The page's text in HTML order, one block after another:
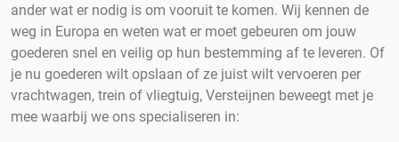
ander wat er nodig is om vooruit te komen. Wij kennen de
weg in Europa en weten wat er moet gebeuren om jouw
goederen snel en veilig op hun bestemming af te leveren. Of
je nu goederen wilt opslaan of ze juist wilt vervoeren per
vrachtwagen, trein of vliegtuig, Versteijnen beweegt met je
mee waarbij we ons specialiseren in: